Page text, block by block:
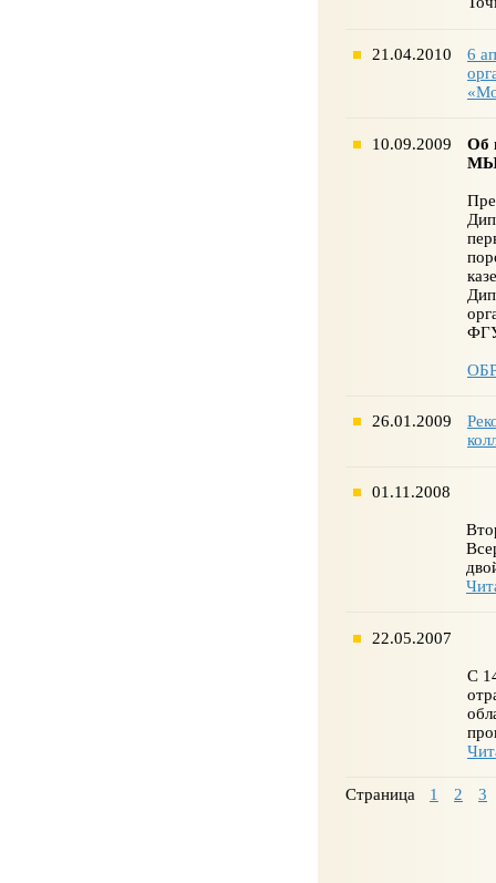
21.04.2010
6
10.09.2009
Об
26.01.2009
01.11.2008
22.05.2007
С
Страница 1 2 3